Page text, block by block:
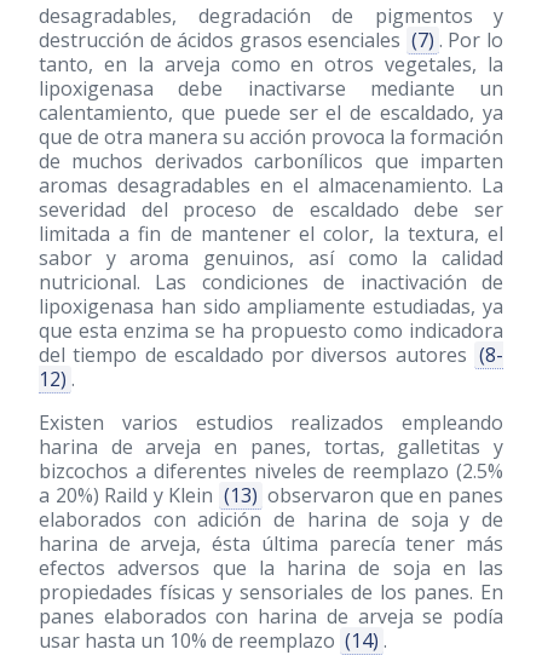
desagradables, degradación de pigmentos y
destrucción de ácidos grasos esenciales (7) . Por lo
tanto, en la arveja como en otros vegetales, la
lipoxigenasa debe inactivarse mediante un
calentamiento, que puede ser el de escaldado, ya
que de otra manera su acción provoca la formación
de muchos derivados carbonílicos que imparten
aromas desagradables en el almacenamiento. La
severidad del proceso de escaldado debe ser
limitada a fin de mantener el color, la textura, el
sabor y aroma genuinos, así como la calidad
nutricional. Las condiciones de inactivación de
lipoxigenasa han sido ampliamente estudiadas, ya
que esta enzima se ha propuesto como indicadora
del tiempo de escaldado por diversos autores (8-
12) .
Existen varios estudios realizados empleando
harina de arveja en panes, tortas, galletitas y
bizcochos a diferentes niveles de reemplazo (2.5%
a 20%) Raild y Klein (13) observaron que en panes
elaborados con adición de harina de soja y de
harina de arveja, ésta última parecía tener más
efectos adversos que la harina de soja en las
propiedades físicas y sensoriales de los panes. En
panes elaborados con harina de arveja se podía
usar hasta un 10% de reemplazo (14) .